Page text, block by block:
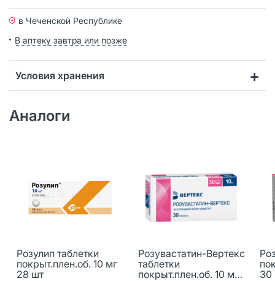
в Чеченской Республике
В аптеку завтра или позже
Условия хранения
Аналоги
Розулип таблетки
покрыт.плен.об. 10 мг
28 шт
Розувастатин-Вертекс
таблетки
покрыт.плен.об. 10 мг
30